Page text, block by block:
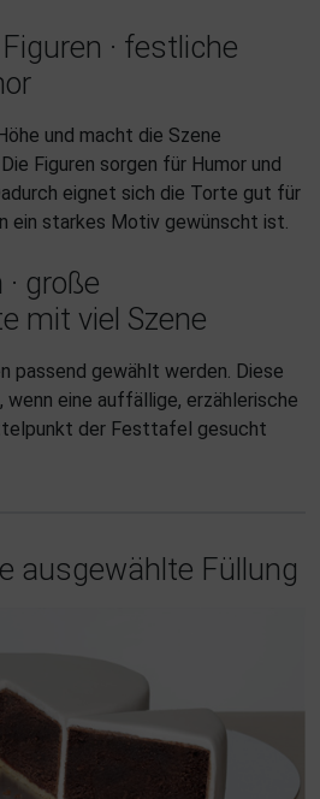
· festliche
und macht die Szene
Figuren sorgen für Humor und
eignet sich die Torte gut für
ein starkes Motiv gewünscht ist.
große
mit viel Szene
passend gewählt werden. Diese
eine auffällige, erzählerische
der Festtafel gesucht
ausgewählte Füllung